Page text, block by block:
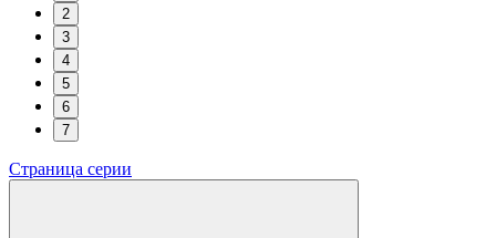
2
3
4
5
6
7
Страница серии